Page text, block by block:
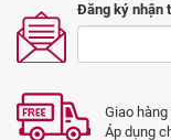
Đăng ký nhận
Giao
Áp dụng